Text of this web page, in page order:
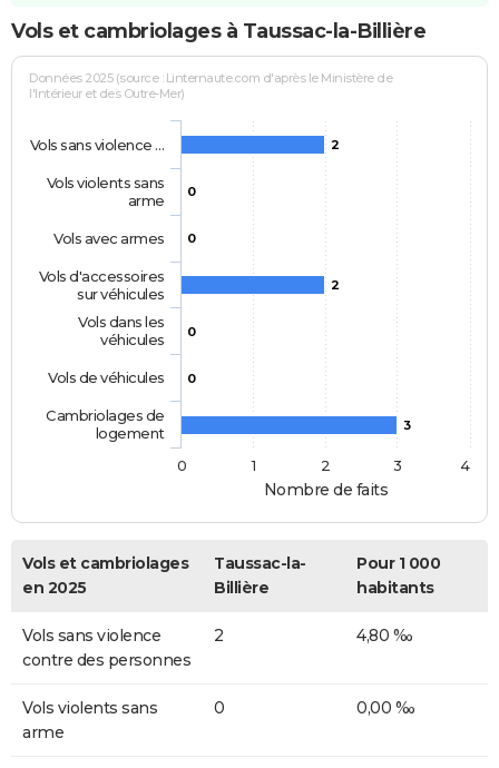
Vols et cambriolages à Taussac-la-Billière
Nombre de faits
Données 2025 (source : Linternaute.com d'après le Ministère de
l'Intérieur et des Outre-Mer)
2
0
0
2
0
0
3
Vols sans violence …
Vols violents sans
arme
Vols avec armes
Vols d'accessoires
sur véhicules
Vols dans les
véhicules
Vols de véhicules
Cambriolages de
logement
0
1 2 3 4
Vols et cambriolages
en 2025
Taussac-la-
Billière
Pour 1 000
habitants
Vols sans violence
contre des personnes
2 4,80 ‰
Vols violents sans
arme
0 0,00 ‰